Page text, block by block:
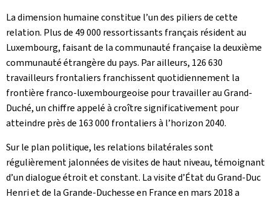
La dimension humaine constitue l’un des piliers de cette
relation. Plus de 49 000 ressortissants français résident au
Luxembourg, faisant de la communauté française la deuxième
communauté étrangère du pays. Par ailleurs, 126 630
travailleurs frontaliers franchissent quotidiennement la
frontière franco-luxembourgeoise pour travailler au Grand-
Duché, un chiffre appelé à croître significativement pour
atteindre près de 163 000 frontaliers à l’horizon 2040.
Sur le plan politique, les relations bilatérales sont
régulièrement jalonnées de visites de haut niveau, témoignant
d’un dialogue étroit et constant. La visite d’État du Grand-Duc
Henri et de la Grande-Duchesse en France en mars 2018 a